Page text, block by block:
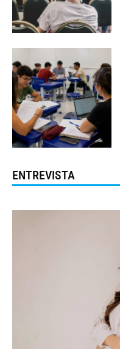
ENTREVISTA